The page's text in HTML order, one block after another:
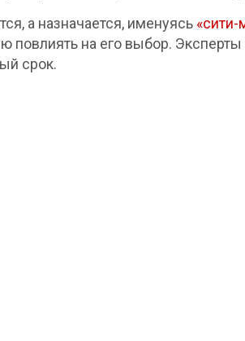
а назначается, именуясь
повлиять на его выбор.
срок.